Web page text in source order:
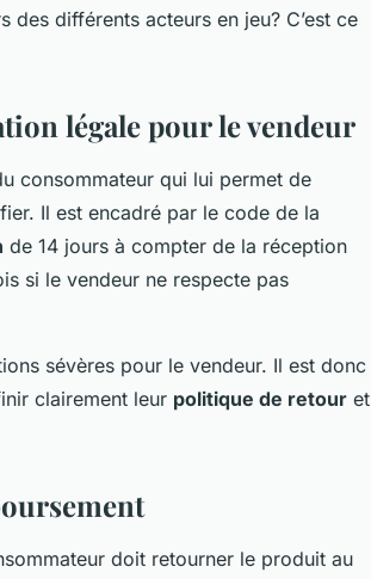
différents acteurs en jeu? C’est ce
légale pour le vendeur
consommateur qui lui permet de
Il est encadré par le code de la
de 14 jours à compter de la réception
si le vendeur ne respecte pas
sévères pour le vendeur. Il est donc
clairement leur politique de retour et
doit retourner le produit au